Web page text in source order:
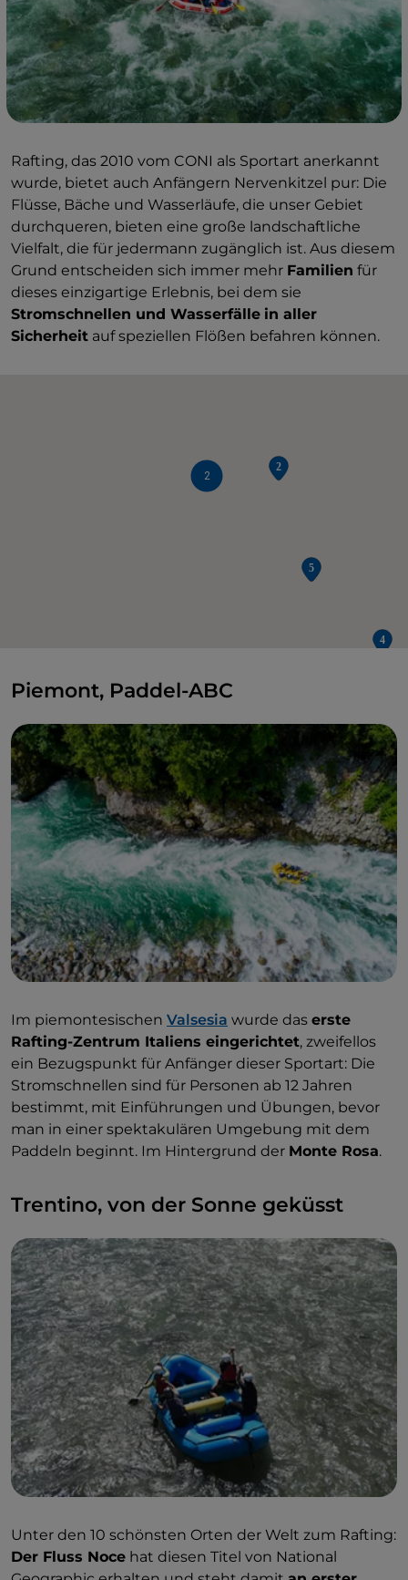
Rafting, das 2010 vom CONI als Sportart anerkannt
wurde, bietet auch Anfängern Nervenkitzel pur: Die
Flüsse, Bäche und Wasserläufe, die unser Gebiet
durchqueren, bieten eine große landschaftliche
Vielfalt, die für jedermann zugänglich ist. Aus diesem
Grund entscheiden sich immer mehr Familien für
dieses einzigartige Erlebnis, bei dem sie
Stromschnellen und Wasserfälle in aller
Sicherheit auf speziellen Flößen befahren können.
2
Piemont, Paddel-ABC
Im piemontesischen Valsesia wurde das erste
Rafting-Zentrum Italiens eingerichtet, zweifellos
ein Bezugspunkt für Anfänger dieser Sportart: Die
Stromschnellen sind für Personen ab 12 Jahren
bestimmt, mit Einführungen und Übungen, bevor
man in einer spektakulären Umgebung mit dem
Paddeln beginnt. Im Hintergrund der Monte Rosa.
Trentino, von der Sonne geküsst
Unter den 10 schönsten Orten der Welt zum Rafting:
Der Fluss Noce hat diesen Titel von National